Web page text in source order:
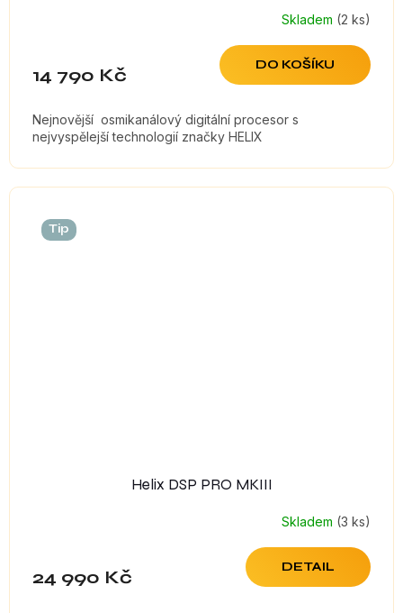
Skladem (2 ks)
14 790 Kč DO KOŠÍKU
Nejnovější osmikanálový digitální procesor s
nejvyspělejší technologií značky HELIX
Tip
Helix DSP PRO MKIII
Skladem (3 ks)
24 990 Kč DETAIL